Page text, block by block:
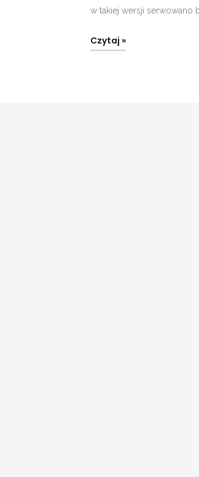
w takiej wersji serwowano
Czytaj »